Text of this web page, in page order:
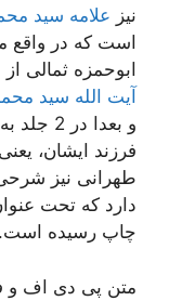
نیز علامه سید
است که در واقع
ابوحمزه ثمالی
آیت الله سید
و بعدا
فرزند ایشان،
طهرانی نیز
دارد که تحت
چاپ رسیده است.
متن پی دی اف و